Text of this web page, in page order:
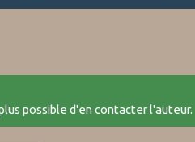
possible d'en contacter l'auteur.